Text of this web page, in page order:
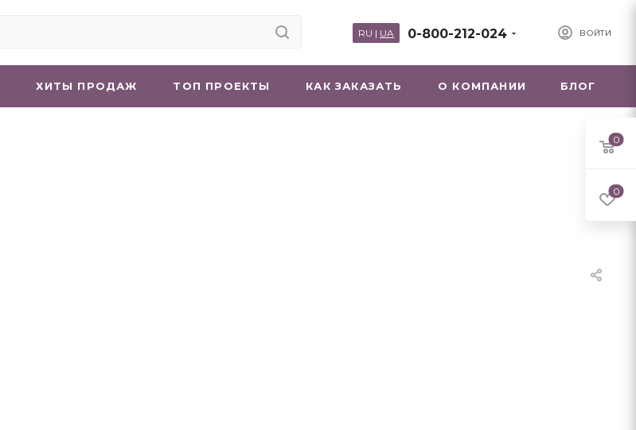
ВОЙТИ
0-800-212-024
RU | UA
ХИТЫ ПРОДАЖ ТОП ПРОЕКТЫ КАК ЗАКАЗАТЬ О КОМПАНИИ БЛОГ
0
0